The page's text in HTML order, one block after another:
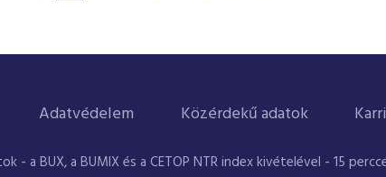
Adatvédelem Közérdekű adatok
- a BUX, a BUMIX és a CETOP NTR index kivételével - 15